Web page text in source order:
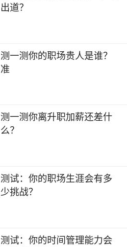
出道？
测一测你的职场贵人是谁？
准
​测一测你离升职加薪还差什
么？
​测试：你的职场生涯会有多
少挑战？
测试：你的时间管理能力会